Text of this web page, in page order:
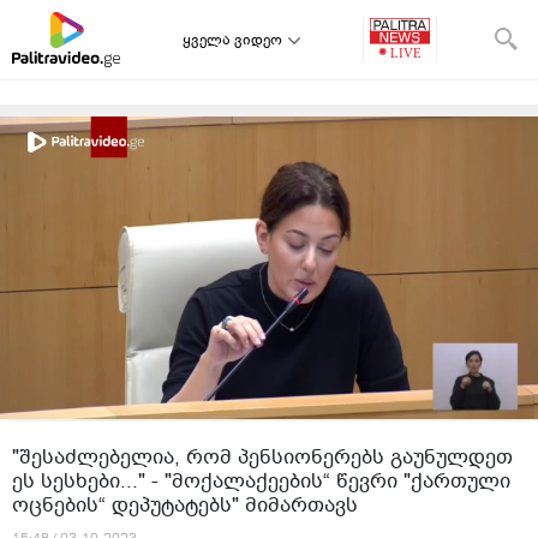
ყველა ვიდეო
"შესაძლებელია, რომ პენსიონერებს გაუნულდეთ
ეს სესხები..." - "მოქალაქეების“ წევრი "ქართული
ოცნების“ დეპუტატებს" მიმართავს